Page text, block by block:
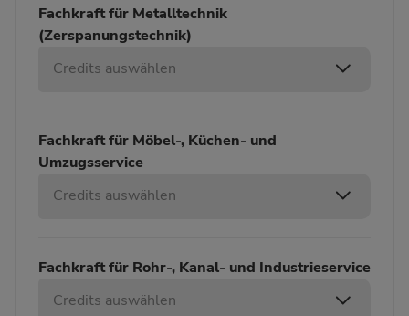
Fachkraft für Metalltechnik
(Zerspanungstechnik)
Credits auswählen
Fachkraft für Möbel-, Küchen- und
Umzugsservice
Credits auswählen
Fachkraft für Rohr-, Kanal- und Industrieservice
Credits auswählen